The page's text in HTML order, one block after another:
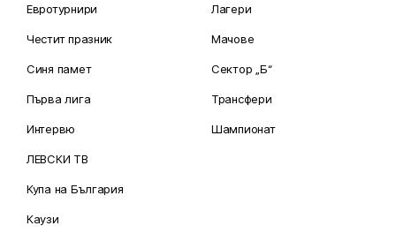
Евротурнири
Честит празник
Синя памет
Първа лига
Интервю
ЛЕВСКИ ТВ
Купа на България
Каузи
Лагери
Мачове
Сектор „Б“
Трансфери
Шампионат